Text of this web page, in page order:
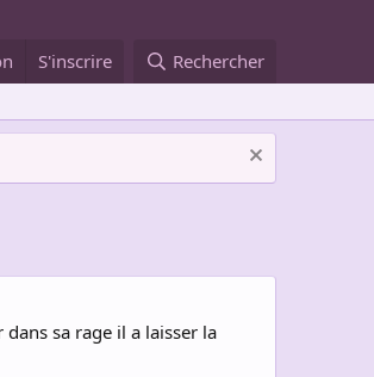
S'inscrire Rechercher
sa rage il a laisser la